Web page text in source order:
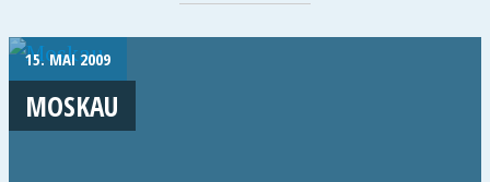
15. MAI 2009
MOSKAU